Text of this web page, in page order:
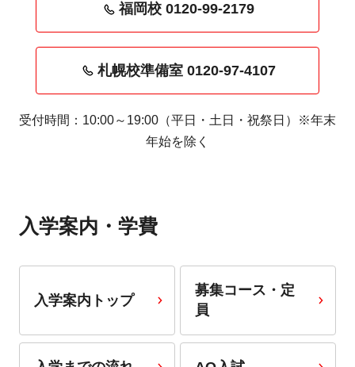
福岡校 0120-99-2179
札幌校準備室 0120-97-4107
受付時間：10:00～19:00（平日・土日・祝祭日）※年末
年始を除く
入学案内・学費
入学案内トップ
募集コース・定
員